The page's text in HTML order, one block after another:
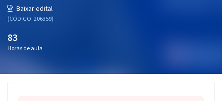
Baixar edital
(CÓDIGO: 206359)
83
Horas de aula